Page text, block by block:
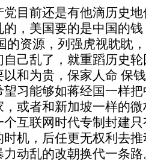
党目前还是有他滴历史
，美国要的是中国的
的资源，列强虎视眈眈
自己乱了，就重蹈历史
和为贵，保家人命 保
望习能够如蒋经国一样
，或者和新加坡一样的
个互联网时代专制封建
机，后任更无权利去
力动乱的改朝换代一条路